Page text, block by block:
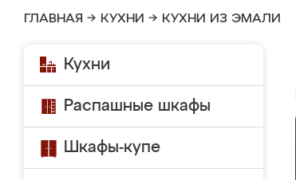
ГЛАВНАЯ → КУХНИ → КУХНИ ИЗ ЭМАЛИ
Кухни
Распашные шкафы
Шкафы-купе